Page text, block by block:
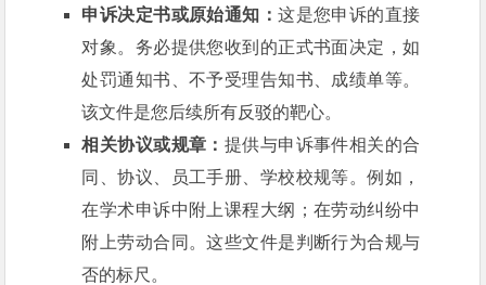
申诉决定书或原始通知：这是您申诉的直接
对象。务必提供您收到的正式书面决定，如
处罚通知书、不予受理告知书、成绩单等。
该文件是您后续所有反驳的靶心。
相关协议或规章： 提供与申诉事件相关的合
同、协议、员工手册、学校校规等。例如，
在学术申诉中附上课程大纲；在劳动纠纷中
附上劳动合同。这些文件是判断行为合规与
否的标尺。